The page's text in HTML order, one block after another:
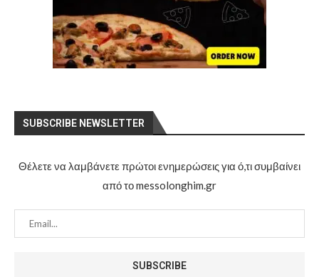
SUBSCRIBE NEWSLETTER
Θέλετε να λαμβάνετε πρώτοι ενημερώσεις για ό,τι συμβαίνει
από το messolonghim.gr